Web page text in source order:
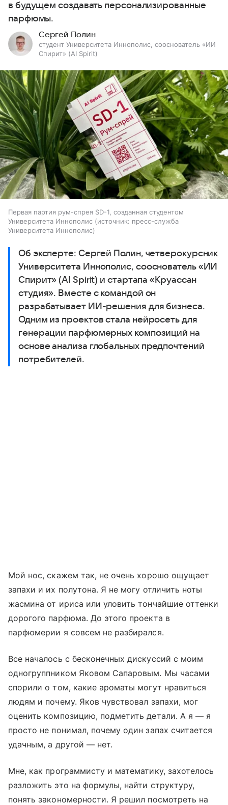
в будущем создавать персонализированные
парфюмы.
Сергей Полин
студент Университета Иннополис, сооснователь «ИИ
Спирит» (AI Spirit)
Первая партия рум-спрея SD-1, созданная студентом
Университета Иннополис
источник: пресс-служба
Университета Иннополис
Об эксперте: Сергей Полин, четверокурсник
Университета Иннополис, сооснователь «ИИ
Спирит» (AI Spirit) и стартапа «Круассан
студия». Вместе с командой он
разрабатывает ИИ-решения для бизнеса.
Одним из проектов стала нейросеть для
генерации парфюмерных композиций на
основе анализа глобальных предпочтений
потребителей.
Мой нос, скажем так, не очень хорошо ощущает
запахи и их полутона. Я не могу отличить ноты
жасмина от ириса или уловить тончайшие оттенки
дорогого парфюма. До этого проекта в
парфюмерии я совсем не разбирался.
Все началось с бесконечных дискуссий с моим
одногруппником Яковом Сапаровым. Мы часами
спорили о том, какие ароматы могут нравиться
людям и почему. Яков чувствовал запахи, мог
оценить композицию, подметить детали. А я — я
просто не понимал, почему один запах считается
удачным, а другой — нет.
Мне, как программисту и математику, захотелось
разложить это на формулы, найти структуру,
понять закономерности. Я решил посмотреть на